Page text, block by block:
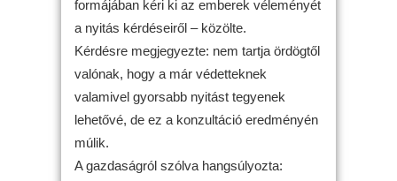
formájában kéri ki az emberek véleményét
a nyitás kérdéseiről – közölte.
Kérdésre megjegyezte: nem tartja ördögtől
valónak, hogy a már védetteknek
valamivel gyorsabb nyitást tegyenek
lehetővé, de ez a konzultáció eredményén
múlik.
A gazdaságról szólva hangsúlyozta: